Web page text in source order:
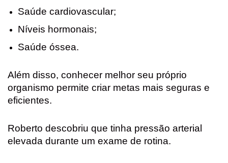
Saúde cardiovascular;
Níveis hormonais;
Saúde óssea.
Além disso, conhecer melhor seu próprio
organismo permite criar metas mais seguras e
eficientes.
Roberto descobriu que tinha pressão arterial
elevada durante um exame de rotina.